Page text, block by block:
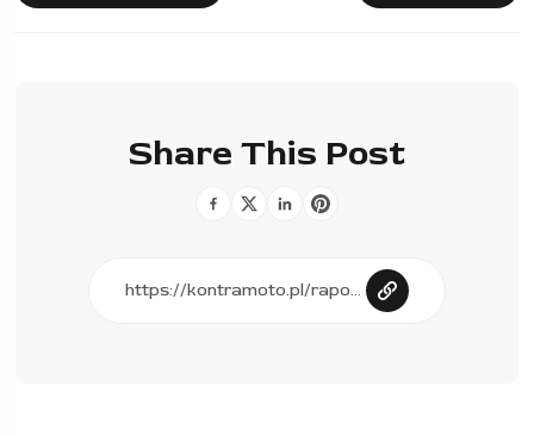
Share This Post